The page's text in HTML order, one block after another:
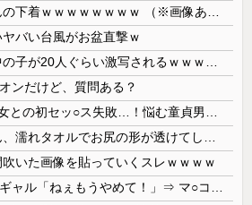
ヤバい台風がお盆直撃ｗ
ンだけど、質問ある？
吹いた画像を貼っていくスレｗｗｗｗ